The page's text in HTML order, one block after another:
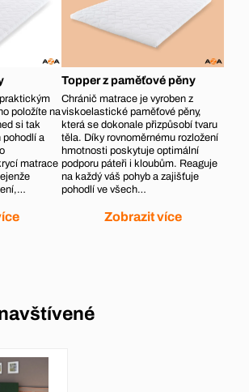
položíte na
si tak
pohodlí a
matrace
Topper z paměťové pěny
Chránič matrace je vyroben z
viskoelastické paměťové pěny,
která se dokonale přizpůsobí tvaru
těla. Díky rovnoměrnému rozložení
hmotnosti poskytuje optimální
podporu páteři i kloubům. Reaguje
na každý váš pohyb a zajišťuje
pohodlí ve všech…
Zobrazit více